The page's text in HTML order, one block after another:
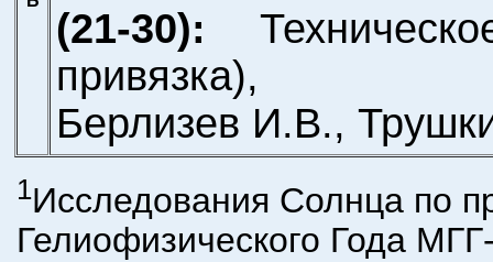
(21-30):
привязка),
Берлизев И.В.,
1Исследования Солнца по
Гелиофизического Года